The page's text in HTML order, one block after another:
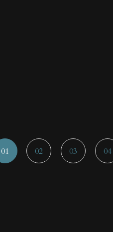
01 02 03 04